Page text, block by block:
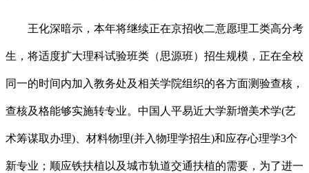
王化深暗示，本年将继续正在京招收二意愿理工类高分考
生，将适度扩大理科试验班类（思源班）招生规模，正在全校
同一的时间内加入教务处及相关学院组织的各方面测验查核，
查核及格能够实施转专业。中国人平易近大学新增美术学(艺
术筹谋取办理)、材料物理(并入物理学招生)和应存心理学3个
新专业；顺应铁扶植以及城市轨道交通扶植的需要，为了进一